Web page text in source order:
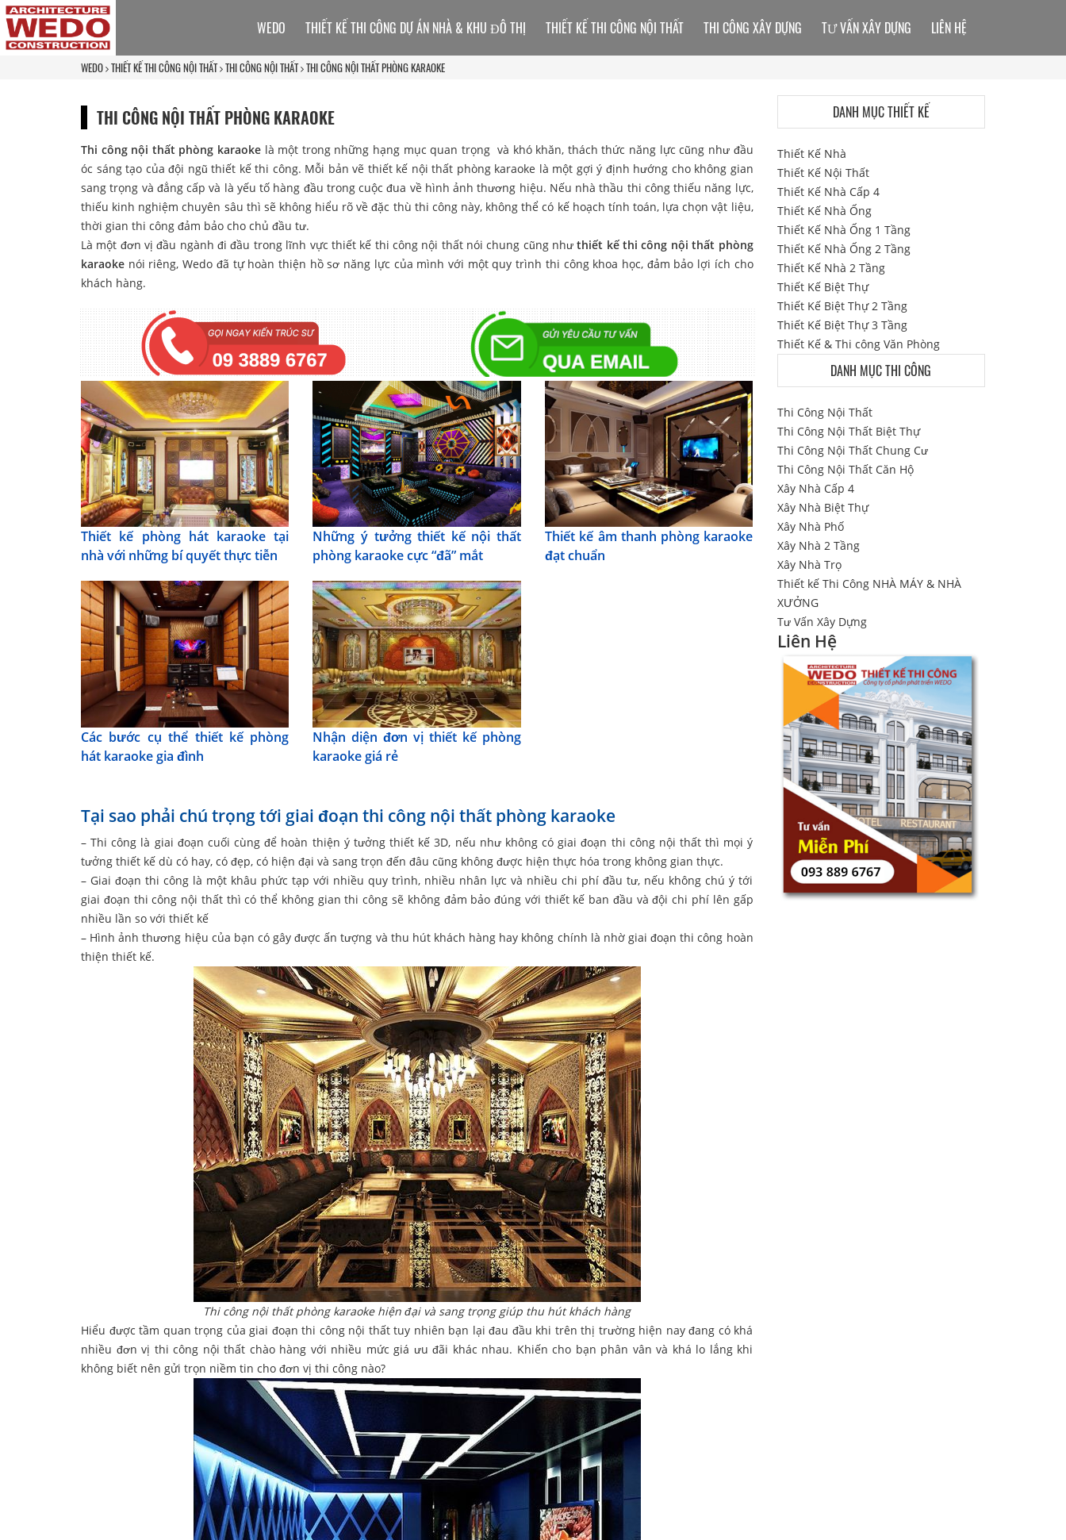
WEDO THIẾT KẾ THI CÔNG NỘI THẤT THI CÔNG NỘI THẤT THI CÔNG NỘI THẤT PHÒNG KARAOKE
THI CÔNG NỘI THẤT PHÒNG KARAOKE
Thi công nội thất phòng karaoke là một trong những hạng mục quan trọng và khó khăn, thách thức năng lực cũng như đầu
óc sáng tạo của đội ngũ thiết kế thi công. Mỗi bản vẽ thiết kế nội thất phòng karaoke là một gợi ý định hướng cho không gian
sang trọng và đẳng cấp và là yếu tố hàng đầu trong cuộc đua về hình ảnh thương hiệu. Nếu nhà thầu thi công thiếu năng lực,
thiếu kinh nghiệm chuyên sâu thì sẽ không hiểu rõ về đặc thù thi công này, không thể có kế hoạch tính toán, lựa chọn vật liệu,
thời gian thi công đảm bảo cho chủ đầu tư.
Là một đơn vị đầu ngành đi đầu trong lĩnh vực thiết kế thi công nội thất nói chung cũng nhưthiết kế thi công nội thất phòng
karaoke nói riêng, Wedo đã tự hoàn thiện hồ sơ năng lực của mình với một quy trình thi công khoa học, đảm bảo lợi ích cho
khách hàng.
Thiết kế phòng hát karaoke tại
nhà với những bí quyết thực tiễn
Những ý tưởng thiết kế nội thất
phòng karaoke cực “đã” mắt
Thiết kế âm thanh phòng karaoke
đạt chuẩn
Các bước cụ thể thiết kế phòng
hát karaoke gia đình
Nhận diện đơn vị thiết kế phòng
karaoke giá rẻ
Tại sao phải chú trọng tới giai đoạn thi công nội thất phòng karaoke
– Thi công là giai đoạn cuối cùng để hoàn thiện ý tưởng thiết kế 3D, nếu như không có giai đoạn thi công nội thất thì mọi ý
tưởng thiết kế dù có hay, có đẹp, có hiện đại và sang trọn đến đâu cũng không được hiện thực hóa trong không gian thực.
– Giai đoạn thi công là một khâu phức tạp với nhiều quy trình, nhiều nhân lực và nhiều chi phí đầu tư, nếu không chú ý tới
giai đoạn thi công nội thất thì có thể không gian thi công sẽ không đảm bảo đúng với thiết kế ban đầu và đội chi phí lên gấp
nhiều lần so với thiết kế
– Hình ảnh thương hiệu của bạn có gây được ấn tượng và thu hút khách hàng hay không chính là nhờ giai đoạn thi công hoàn
thiện thiết kế.
Thi công nội thất phòng karaoke hiện đại và sang trọng giúp thu hút khách hàng
Hiểu được tầm quan trọng của giai đoạn thi công nội thất tuy nhiên bạn lại đau đầu khi trên thị trường hiện nay đang có khá
nhiều đơn vị thi công nội thất chào hàng với nhiều mức giá ưu đãi khác nhau. Khiến cho bạn phân vân và khá lo lắng khi
không biết nên gửi trọn niềm tin cho đơn vị thi công nào?
WEDO THIẾT KẾ THI CÔNG DỰ ÁN NHÀ & KHU ĐÔ THỊ THIẾT KẾ THI CÔNG NỘI THẤT THI CÔNG XÂY DỰNG TƯ VẤN XÂY DỰNG LIÊN HỆ
DANH MỤC THIẾT KẾ
Thiết Kế Nhà
Thiết Kế Nội Thất
Thiết Kế Nhà Cấp 4
Thiết Kế Nhà Ống
Thiết Kế Nhà Ống 1 Tầng
Thiết Kế Nhà Ống 2 Tầng
Thiết Kế Nhà 2 Tầng
Thiết Kế Biệt Thự
Thiết Kế Biệt Thự 2 Tầng
Thiết Kế Biệt Thự 3 Tầng
Thiết Kế & Thi công Văn Phòng
DANH MỤC THI CÔNG
Thi Công Nội Thất
Thi Công Nội Thất Biệt Thự
Thi Công Nội Thất Chung Cư
Thi Công Nội Thất Căn Hộ
Xây Nhà Cấp 4
Xây Nhà Biệt Thự
Xây Nhà Phố
Xây Nhà 2 Tầng
Xây Nhà Trọ
Thiết kế Thi Công NHÀ MÁY & NHÀ
XƯỞNG
Tư Vấn Xây Dựng
Liên Hệ